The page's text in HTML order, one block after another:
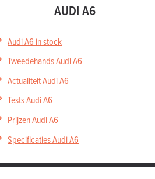
AUDI A6
Audi A6 in stock
Tweedehands Audi A6
Actualiteit Audi A6
Tests Audi A6
Prijzen Audi A6
Specificaties Audi A6